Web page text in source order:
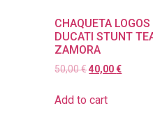
CHAQUETA
DUCATI STUNT
ZAMORA
50,00€40,00€
Add to cart